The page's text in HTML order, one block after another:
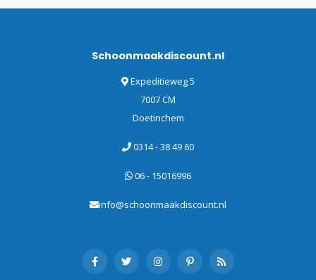
Schoonmaakdiscount.nl
Expeditieweg 5
7007 CM
Doetinchem
0314 - 38 49 60
06 - 15016996
info@schoonmaakdiscount.nl